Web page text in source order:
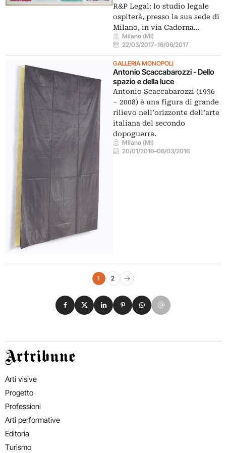
R&P Legal: lo studio legale
ospiterà, presso la sua sede di
Milano, in via Cadorna…
Milano (MI)
22/03/2017–16/06/2017
GALLERIA MONOPOLI
Antonio Scaccabarozzi - Dello
spazio e della luce
Antonio Scaccabarozzi (1936
– 2008) è una figura di grande
rilievo nell’orizzonte dell’arte
italiana del secondo
dopoguerra.
Milano (MI)
20/01/2016–06/03/2016
Navigazione eventi
1 2
Pagina successiva
Condividi su Facebook
Condividi su X
Condividi su LinkedIn
Condividi su Pinterest
Condividi su WhatsApp
Condividi su Email
Artribune
Arti visive
Progetto
Professioni
Arti performative
Editoria
Turismo